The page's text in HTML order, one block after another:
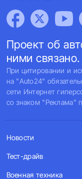
Проект об
ними связано.
При цитировании и
на "Auto24"
сети Интернет
со знаком "Реклама"
Новости
Тест-драйв
Военная техника